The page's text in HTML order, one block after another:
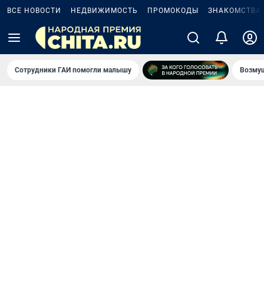
ВСЕ НОВОСТИ НЕДВИЖИМОСТЬ ПРОМОКОДЫ ЗНАКОМСТВА
Сотрудники ГАИ помогли малышу